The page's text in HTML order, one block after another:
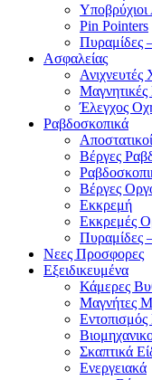
Υποβρύχιοι
Pin Pointers
Πυραμίδες
Ασφαλείας
Ανιχνευτές
Έλεγχος
Ραβδοσκοπικά
Βέργες
Βέργες
Εκκρεμή
Εκκρεμές
Πυραμίδες
Νεες Προσφορες
Εξειδικευμένα
Κάμερες
Μαγνήτες
Σκαπτικά
Ενεργειακά